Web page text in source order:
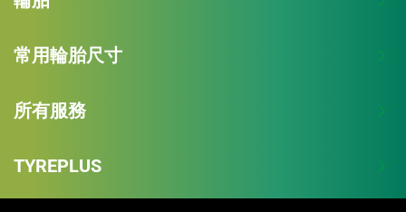
常用輪胎尺寸
所有服務
TYREPLUS